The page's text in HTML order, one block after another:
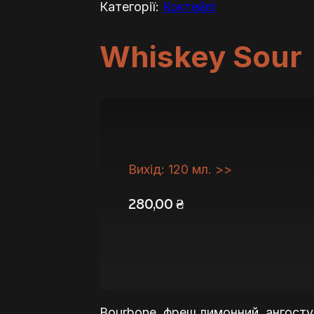
Категорії: Коктейлі
Whiskey Sour
Вихід: 120 мл. >>
280,00₴